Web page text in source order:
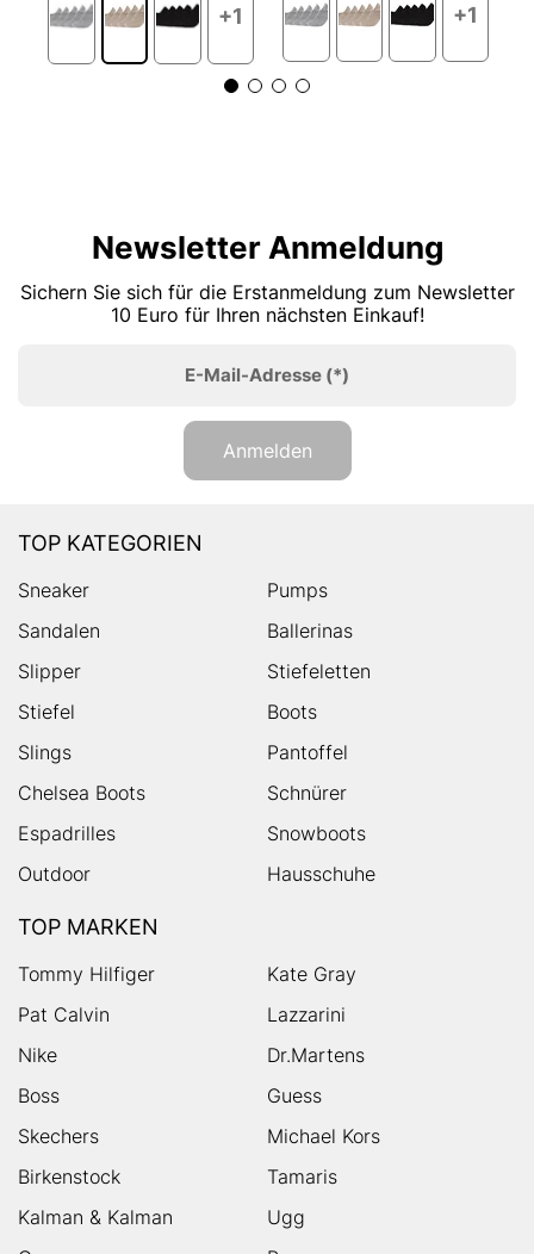
+1 +1
Newsletter Anmeldung
Sichern Sie sich für die Erstanmeldung zum Newsletter
10 Euro für Ihren nächsten Einkauf!
E-Mail-Adresse (*)
Anmelden
TOP KATEGORIEN
Sneaker
Pumps
Sandalen
Ballerinas
Slipper
Stiefeletten
Stiefel
Boots
Slings
Pantoffel
Chelsea Boots
Schnürer
Espadrilles
Snowboots
Outdoor
Hausschuhe
TOP MARKEN
Tommy Hilfiger
Kate Gray
Pat Calvin
Lazzarini
Nike
Dr.Martens
Boss
Guess
Skechers
Michael Kors
Birkenstock
Tamaris
Kalman & Kalman
Ugg